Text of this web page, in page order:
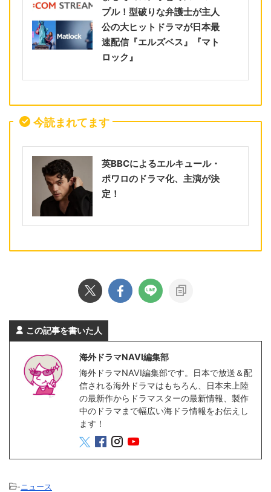
プル！型破りな弁護士が主人
公の大ヒットドラマが日本最
速配信『エルズベス』『マト
ロック』
今読まれてます
英BBCによるエルキュール・
ポワロのドラマ化、主演が決
定！
この記事を書いた人
海外ドラマNAVI編集部
海外ドラマNAVI編集部です。日本で放送＆配
信される海外ドラマはもちろん、日本未上陸
の最新作からドラマスターの最新情報、製作
中のドラマまで幅広い海ドラ情報をお伝えし
ます！
-ニュース